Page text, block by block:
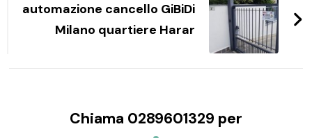
automazione cancello GiBiDi
Milano quartiere Harar
Chiama 0289601329 per